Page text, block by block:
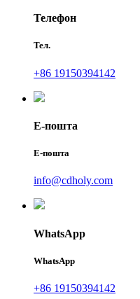
Телефон
Тел.
+86 19150394142
Е-пошта
Е-пошта
info@cdholy.com
WhatsApp
WhatsApp
+86 19150394142